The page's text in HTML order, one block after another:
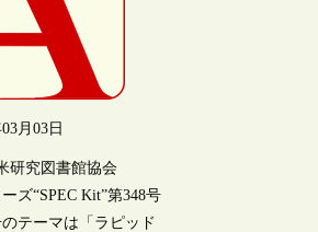
月03日
研究図書館協会
ズ“SPEC Kit”第348号
テーマは「ラピッド